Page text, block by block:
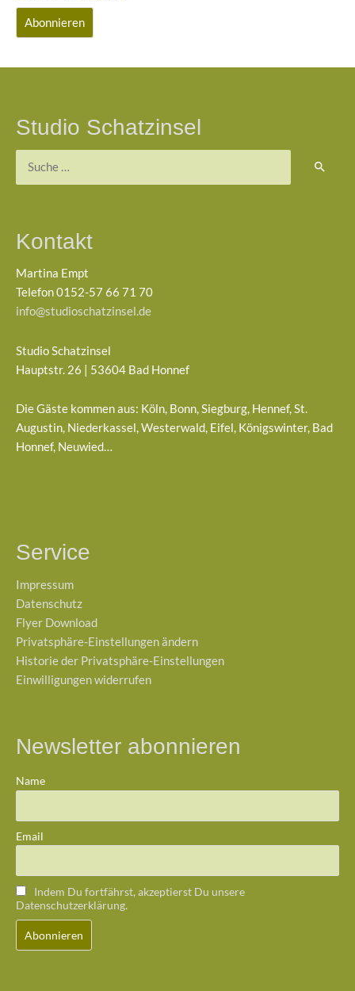
Studio Schatzinsel
Kontakt
Martina Empt
Telefon 0152-57 66 71 70
info@studioschatzinsel.de
Studio Schatzinsel
Hauptstr. 26 | 53604 Bad Honnef
Die Gäste kommen aus: Köln, Bonn, Siegburg, Hennef, St.
Augustin, Niederkassel, Westerwald, Eifel, Königswinter, Bad
Honnef, Neuwied…
Service
Impressum
Datenschutz
Flyer Download
Privatsphäre-Einstellungen ändern
Historie der Privatsphäre-Einstellungen
Einwilligungen widerrufen
Newsletter abonnieren
Name
Email
Indem Du fortfährst, akzeptierst Du unsere
Datenschutzerklärung.